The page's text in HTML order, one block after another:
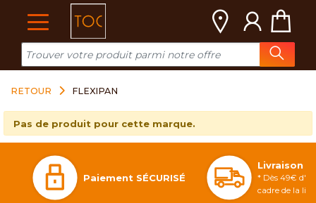
RETOUR FLEXIPAN
Pas de produit pour cette marque.
Paiement SÉCURISÉ
Livraison
* Dès 49€
cadre de la
Cookies management panel